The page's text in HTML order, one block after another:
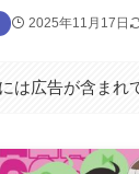
2025年11月17日
は広告が含まれ